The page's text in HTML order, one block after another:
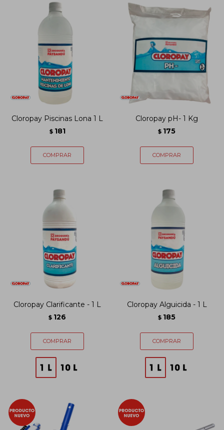
Cloropay Piscinas Lona 1 L
$ 181
Cloropay pH- 1 Kg
$ 175
Cloropay Clarificante - 1 L
$ 126
Cloropay Alguicida - 1 L
$ 185